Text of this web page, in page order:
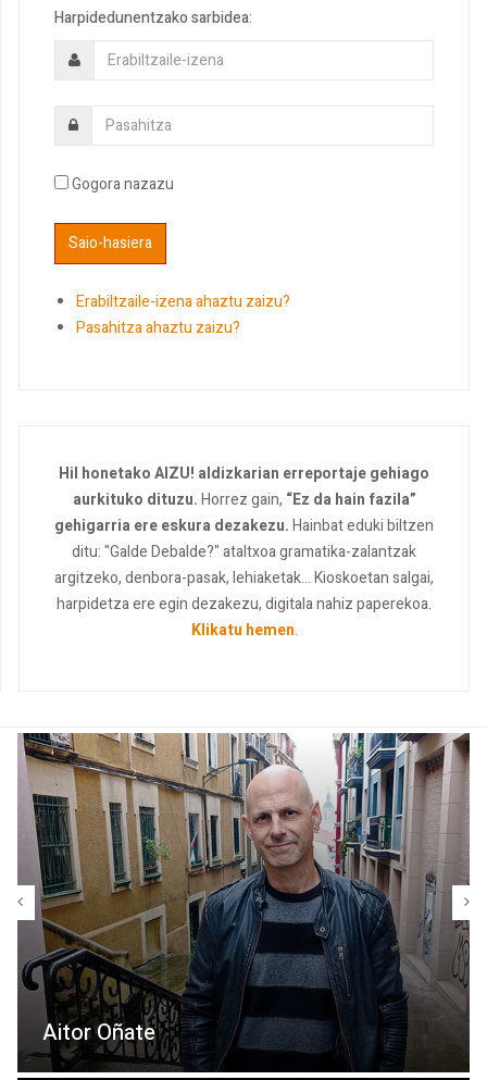
Harpidedunentzako sarbidea:
Gogora nazazu
Erabiltzaile-izena ahaztu zaizu?
Pasahitza ahaztu zaizu?
Hil honetako AIZU! aldizkarian erreportaje gehiago
aurkituko dituzu.Horrez gain, “Ez da hain fazila”
gehigarria ere eskura dezakezu.Hainbat eduki biltzen
ditu: "Galde Debalde?" ataltxoa gramatika-zalantzak
argitzeko, denbora-pasak, lehiaketak... Kioskoetan salgai,
harpidetza ere egin dezakezu, digitala nahiz paperekoa.
Klikatu hemen.
Aitor Oñate